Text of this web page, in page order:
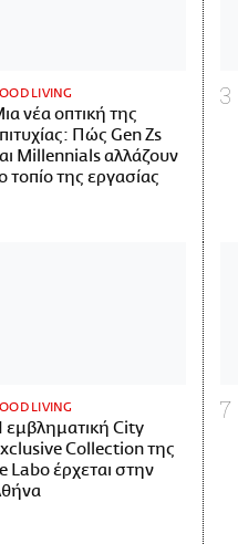
LIVING
νέα οπτική της
Πώς Gen Zs
Millennials αλλάζουν
τοπίο της εργασίας
LIVING
εμβληματική City
Collection της
Labo έρχεται στην